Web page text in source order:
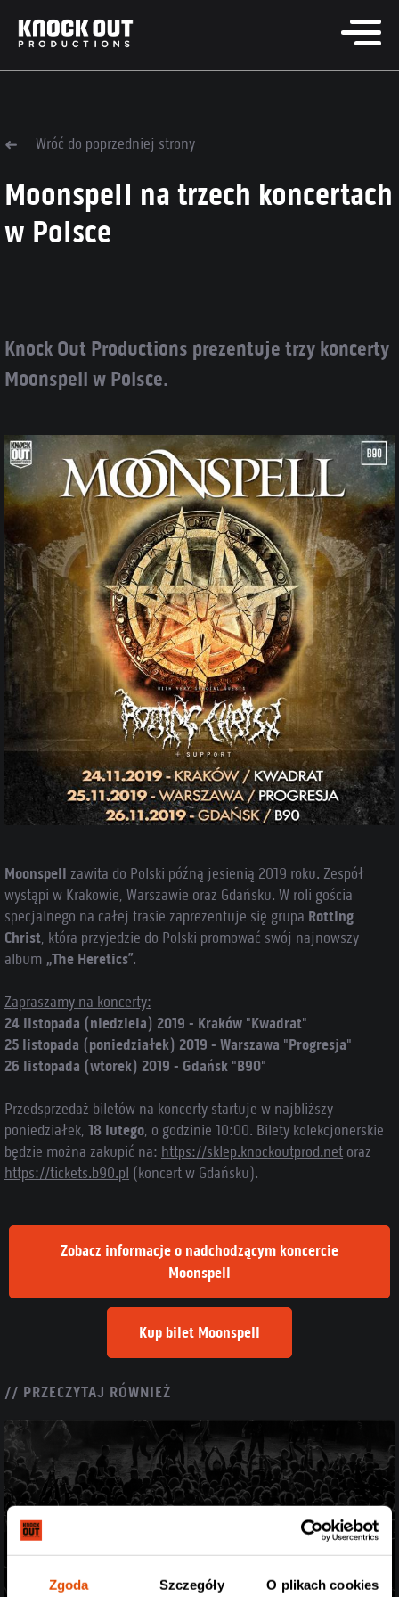
Zgoda Szczegóły O plikach cookies
Wróć do poprzedniej strony
Moonspell na trzech koncertach
w Polsce
Knock Out Productions prezentuje trzy koncerty
Moonspell w Polsce.
Moonspell zawita do Polski późną jesienią 2019 roku. Zespół
wystąpi w Krakowie, Warszawie oraz Gdańsku. W roli gościa
specjalnego na całej trasie zaprezentuje się grupa Rotting
Christ, która przyjedzie do Polski promować swój najnowszy
album „The Heretics”.
Zapraszamy na koncerty:
24 listopada (niedziela) 2019 - Kraków "Kwadrat"
25 listopada (poniedziałek) 2019 - Warszawa "Progresja"
26 listopada (wtorek) 2019 - Gdańsk "B90"
Przedsprzedaż biletów na koncerty startuje w najbliższy
poniedziałek, 18 lutego, o godzinie 10:00. Bilety kolekcjonerskie
będzie można zakupić na: https://sklep.knockoutprod.net oraz
https://tickets.b90.pl (koncert w Gdańsku).
Zobacz informacje o nadchodzącym koncercie
Moonspell
Kup bilet Moonspell
// PRZECZYTAJ RÓWNIEŻ